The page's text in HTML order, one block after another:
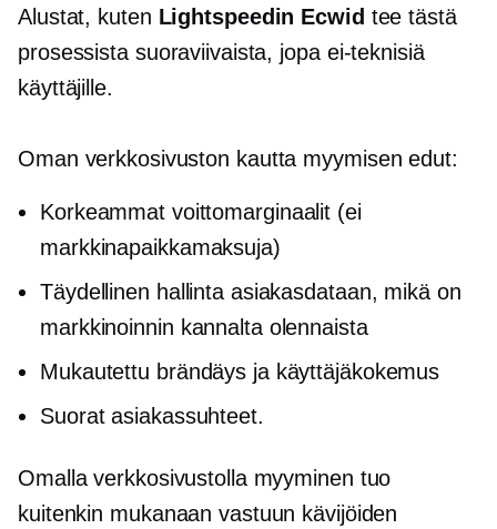
Alustat, kuten Lightspeedin Ecwid tee tästä
prosessista suoraviivaista, jopa ei-teknisiä
käyttäjille.
Oman verkkosivuston kautta myymisen edut:
Korkeammat voittomarginaalit (ei
markkinapaikkamaksuja)
Täydellinen hallinta asiakasdataan, mikä on
markkinoinnin kannalta olennaista
Mukautettu brändäys ja käyttäjäkokemus
Suorat asiakassuhteet.
Omalla verkkosivustolla myyminen tuo
kuitenkin mukanaan vastuun kävijöiden